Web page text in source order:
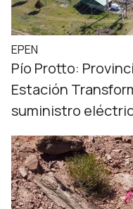
EPEN
Pío Protto:
Estación
suministro